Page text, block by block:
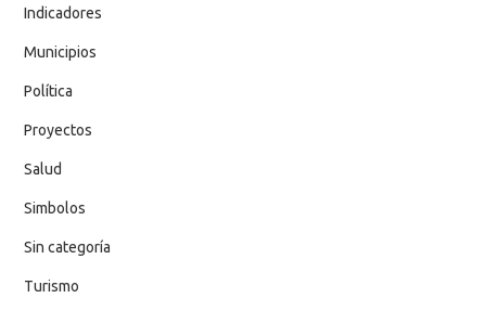
Indicadores
Municipios
Política
Proyectos
Salud
Simbolos
Sin categoría
Turismo